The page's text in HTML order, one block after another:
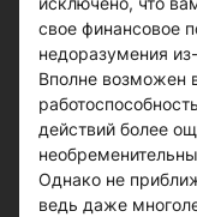
свое финансовое
недоразумения
Вполне возможен
действий более
Однако не
ведь даже